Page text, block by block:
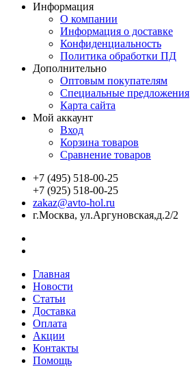
Информация
О компании
Информация о доставке
Конфиденциальность
Политика обработки ПД
Дополнительно
Оптовым покупателям
Специальные предложения
Карта сайта
Мой аккаунт
Вход
Корзина товаров
Сравнение товаров
+7 (495) 518-00-25
+7 (925) 518-00-25
zakaz@avto-hol.ru
г.Москва, ул.Аргуновская,д.2/2
Главная
Новости
Статьи
Доставка
Оплата
Акции
Контакты
Помощь